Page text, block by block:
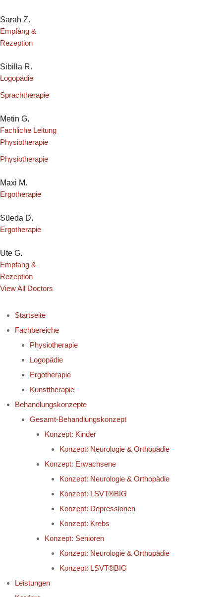
Sarah Z.
Empfang &
Rezeption
Sibilla R.
Logopädie
Sprachtherapie
Metin G.
Fachliche Leitung
Physiotherapie
Physiotherapie
Maxi M.
Ergotherapie
Süeda D.
Ergotherapie
Ute G.
Empfang &
Rezeption
View All Doctors
Startseite
Fachbereiche
Physiotherapie
Logopädie
Ergotherapie
Kunsttherapie
Behandlungskonzepte
Gesamt-Behandlungskonzept
Konzept: Kinder
Konzept: Neurologie & Orthopädie
Konzept: Erwachsene
Konzept: Neurologie & Orthopädie
Konzept: LSVT®BIG
Konzept: Depressionen
Konzept: Krebs
Konzept: Senioren
Konzept: Neurologie & Orthopädie
Konzept: LSVT®BIG
Leistungen